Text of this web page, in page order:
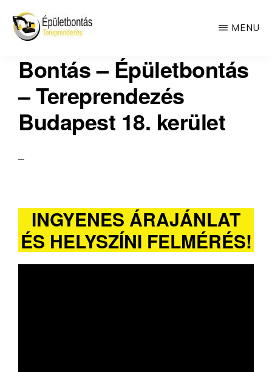
Skip
main
content
ÉPÜLETBONTÁS
Betonozás
estrich
MENU
Bontás – Épületbontás
– Tereprendezés
Budapest 18. kerület
INGYENES ÁRAJÁNLAT
ÉS HELYSZÍNI FELMÉRÉS!